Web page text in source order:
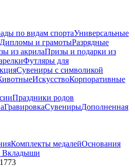
по видам спортаУниверсальные
Дипломы и грамотыРазрядные
из акрилаПризы и подарки из
Футляры для
Сувениры с символикой
ИскусствоКорпоративные
Праздники родов
ГравировкаСувенирыДополненная
Комплекты медалейОснования
Вкладыши